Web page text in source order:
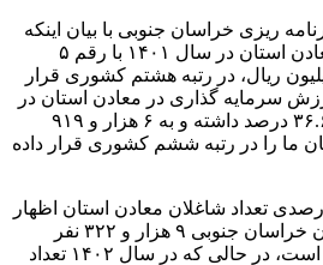
ریزی خراسان جنوبی با بیان اینکه
ارزش سرمایه‌گذاری در معادن استان در سال ۱۴۰۱ با رقم ۵
و ۶۴ هزار و ۹۱۲ میلیون ریال، در رتبه هشتم کشوری قرار
سرمایه گذاری در معادن استان در
سال ۱۴۰۲ رشدی معادل ۳۶.۶ درصد داشته و به ۶ هزار و ۹۱۹
ما را در رتبه ششم کشوری قرار داده
با اعلام خبر رشد ۴.۶ درصدی تعداد شاغلان معادن استان اظهار
داشت: در سال ۱۴۰۱ استان خراسان جنوبی ۹ هزار و ۳۲۲ نفر
شاغلان بخش معدن داشته است، در حالی که در سال ۱۴۰۲ تعداد